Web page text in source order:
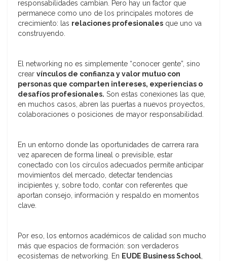
responsabilidades cambian. Pero hay un factor que
permanece como uno de los principales motores de
crecimiento: las relaciones profesionales que uno va
construyendo.
El networking no es simplemente “conocer gente”, sino
crear vínculos de confianza y valor mutuo con
personas que comparten intereses, experiencias o
desafíos profesionales. Son estas conexiones las que,
en muchos casos, abren las puertas a nuevos proyectos,
colaboraciones o posiciones de mayor responsabilidad.
En un entorno donde las oportunidades de carrera rara
vez aparecen de forma lineal o previsible, estar
conectado con los círculos adecuados permite anticipar
movimientos del mercado, detectar tendencias
incipientes y, sobre todo, contar con referentes que
aportan consejo, información y respaldo en momentos
clave.
Por eso, los entornos académicos de calidad son mucho
más que espacios de formación: son verdaderos
ecosistemas de networking. En EUDE Business School,